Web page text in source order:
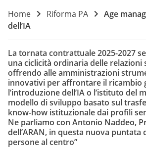
Home Riforma PA
Age
dell’IA
La tornata contrattuale 2025-2027
una ciclicità ordinaria delle relazioni
offrendo alle amministrazioni
innovativi per affrontare il ricambio
l’introduzione dell’IA o l’istituto del
modello di sviluppo basato sul
know-how istituzionale dai profili
Ne parliamo con Antonio Naddeo,
dell’ARAN, in questa nuova puntata
persone al centro”